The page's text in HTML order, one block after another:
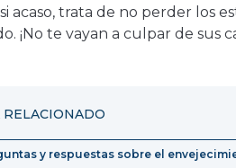
acaso, trata de no perder los
¡No te vayan a culpar de sus
RELACIONADO
y respuestas sobre el